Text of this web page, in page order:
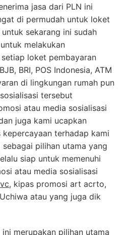
jasa dari PLN ini
di permudah untuk loket
sekarang ini sudah
melakukan
loket pembayaran
BRI, POS Indonesia, ATM
di lingkungan rumah pun
tersebut
atau media sosialisasi
juga kami ucapkan
terhadap kami
sebagai pilihan utama yang
siap untuk memenuhi
atau media sosialisasi
, kipas promosi art acrto,
atau yang juga dik
ini merupakan pilihan utama